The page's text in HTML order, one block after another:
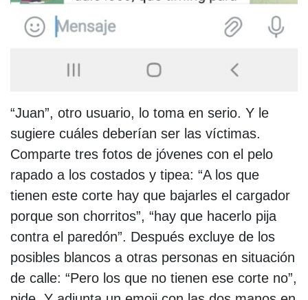
“Juan”, otro usuario, lo toma en serio. Y le
sugiere cuáles deberían ser las víctimas.
Comparte tres fotos de jóvenes con el pelo
rapado a los costados y tipea: “A los que
tienen este corte hay que bajarles el cargador
porque son chorritos”, “hay que hacerlo pija
contra el paredón”. Después excluye de los
posibles blancos a otras personas en situación
de calle: “Pero los que no tienen ese corte no”,